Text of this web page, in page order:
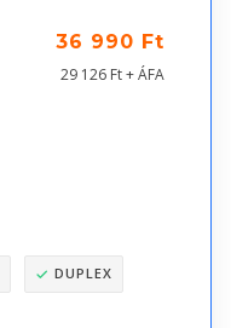
36 990 Ft
29 126 Ft + ÁFA
DUPLEX